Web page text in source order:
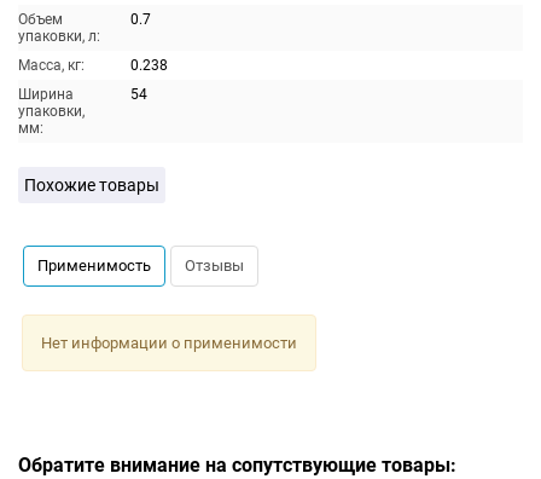
Объем
упаковки, л:
0.7
Масса, кг:
0.238
Ширина
упаковки,
мм:
54
Похожие товары
Применимость Отзывы
Нет информации о применимости
Обратите внимание на сопутствующие товары: